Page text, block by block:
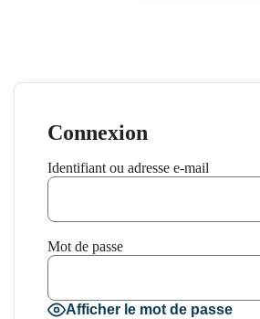
Connexion
Identifiant ou adresse e-mail
Mot de passe
Afficher le mot de passe